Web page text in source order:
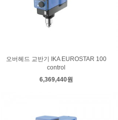
오버헤드 교반기 IKA EUROSTAR 100
control
6,369,440원